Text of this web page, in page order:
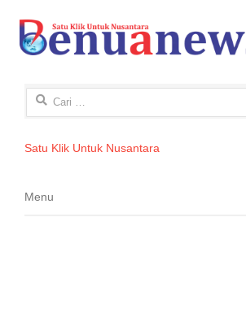
Cari
Satu Klik Untuk Nusantara
Menu
Menu